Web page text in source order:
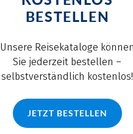
BESTELLEN
Unsere Reisekataloge können
Sie jederzeit bestellen –
selbstverständlich kostenlos!
JETZT BESTELLEN